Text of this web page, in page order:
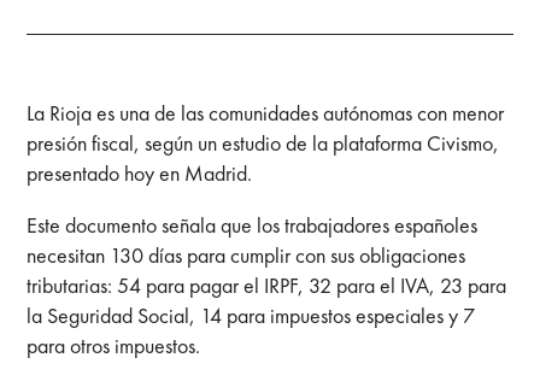
La Rioja es una de las comunidades autónomas con menor
presión fiscal, según un estudio de la plataforma Civismo,
presentado hoy en Madrid.
Este documento señala que los trabajadores españoles
necesitan 130 días para cumplir con sus obligaciones
tributarias: 54 para pagar el IRPF, 32 para el IVA, 23 para
la Seguridad Social, 14 para impuestos especiales y 7
para otros impuestos.